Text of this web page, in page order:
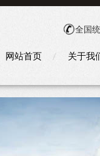
全国
网站首页 关于我